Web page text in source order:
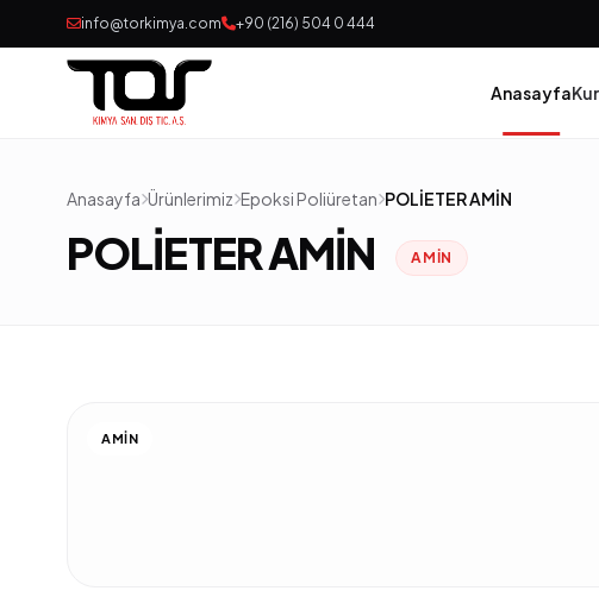
info@torkimya.com +90 (216) 504 0 444
Anasayfa
Anasayfa Ürünlerimiz Epoksi Poliüretan POLİETER AMİN
POLİETER AMİN AMIN
AMIN